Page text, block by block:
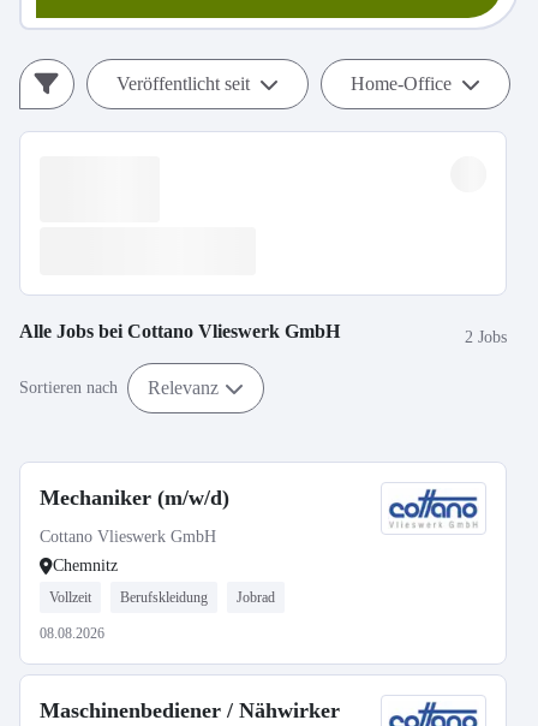
Veröffentlicht seit Home-Office
Alle Jobs bei Cottano Vlieswerk GmbH 2 Jobs
Sortieren nach Relevanz
Mechaniker (m/w/d)
Cottano Vlieswerk GmbH
Chemnitz
Vollzeit Berufskleidung Jobrad
08.08.2026
Maschinenbediener / Nähwirker